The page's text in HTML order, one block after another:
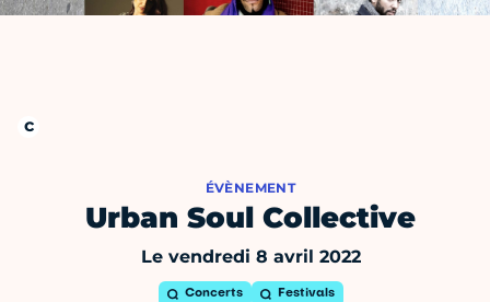
ÉVÈNEMENT
Urban Soul Collective
Le vendredi 8 avril 2022
Concerts Festivals